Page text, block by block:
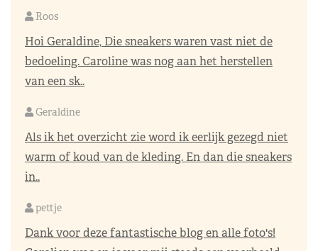
Roos
Hoi Geraldine, Die sneakers waren vast niet de
bedoeling. Caroline was nog aan het herstellen
van een sk..
Geraldine
Als ik het overzicht zie word ik eerlijk gezegd niet
warm of koud van de kleding. En dan die sneakers
in..
pettje
Dank voor deze fantastische blog en alle foto's!